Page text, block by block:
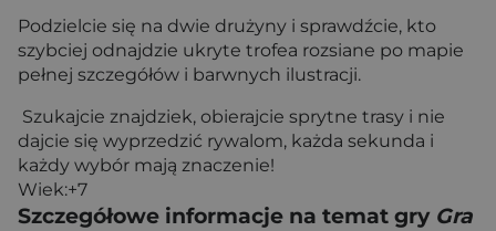
Podzielcie się na dwie drużyny i sprawdźcie, kto
szybciej odnajdzie ukryte trofea rozsiane po mapie
pełnej szczegółów i barwnych ilustracji.
Szukajcie znajdziek, obierajcie sprytne trasy i nie
dajcie się wyprzedzić rywalom, każda sekunda i
każdy wybór mają znaczenie!
Wiek:+7
Szczegółowe informacje na temat gry Gra